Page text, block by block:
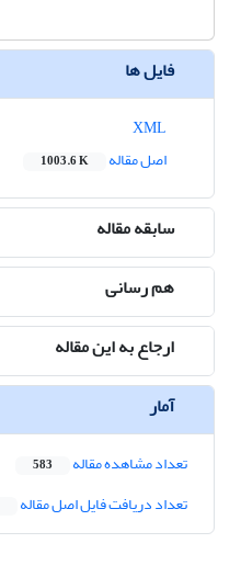
فایل ها
اصل مقاله
1003.6 K
سابقه مقاله
هم رسانی
ارجاع به این مقاله
آمار
تعداد مشاهده مقاله 583
تعداد دریافت فایل اصل مقاله